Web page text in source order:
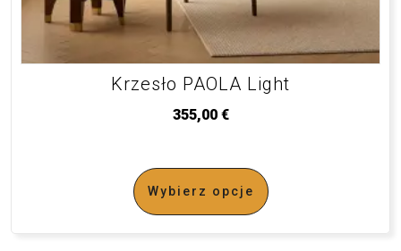
Krzesło PAOLA Light
355,00 €
Wybierz opcje